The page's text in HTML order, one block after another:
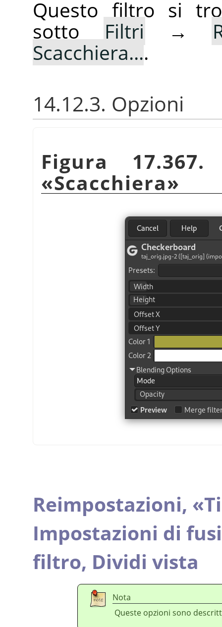
Questo filtro si
sotto
Filtri →
Scacchiera....
14.12.3. Opzioni
Figura
«Scacchiera»
Reimpostazioni, «
Impostazioni di
filtro, Dividi vista
Nota
Queste opzioni sono